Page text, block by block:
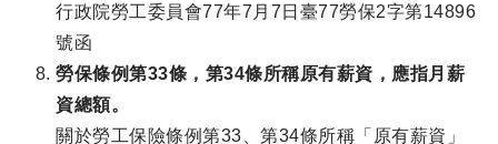
行政院勞工委員會77年7月7日臺77勞保2字第14896
號函
勞保條例第33條，第34條所稱原有薪資，應指月薪
資總額。
關於勞工保險條例第33、第34條所稱「原有薪資」